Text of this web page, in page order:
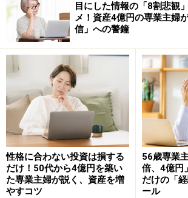
大切なのは、朝にやるべき仕事を集中
を高めることです。睡眠時間を減らす
の密度を上げること。細切れ時間を意
できるときに集中してやること。これ
はどうすればいいのか、ですが、簡単
ます。
目にした情報の「8割悲観
メ！資産4億円の専業主婦
信」への警鐘
性格に合わない投資は損する
だけ！50代から4億円を築い
た専業主婦が説く、資産を増
やすコツ
56歳専業
倍、4億円
だけの「
ール